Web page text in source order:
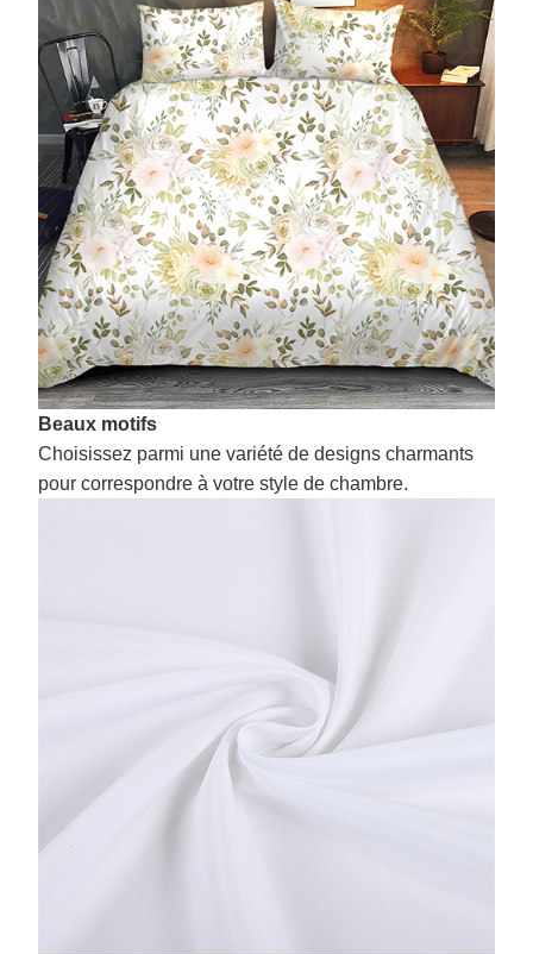
Beaux motifs
Choisissez parmi une variété de designs charmants
pour correspondre à votre style de chambre.